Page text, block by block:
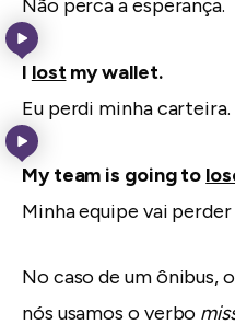
Não perca a esperança.
I lostmy wallet.
Eu perdi minha carteira.
My team is going to
Minha equipe vai
No caso de um ônibus,
nós usamos o verbo